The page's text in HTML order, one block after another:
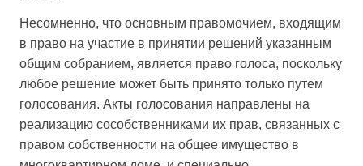
Несомненно, что основным правомочием, входящим
в право на участие в принятии решений указанным
общим собранием, является право голоса, поскольку
любое решение может быть принято только путем
голосования. Акты голосования направлены на
реализацию сособственниками их прав, связанных с
правом собственности на общее имущество в